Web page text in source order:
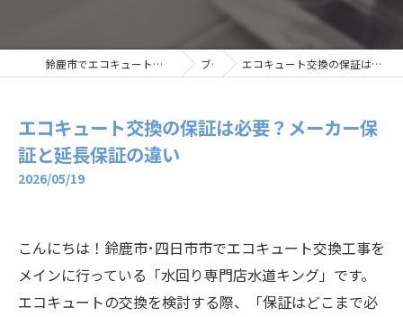
鈴鹿市でエコキュート交換なら｢水回り専門店水道キング｣ ブログ エコキュート交換の保証は必要？メーカー保証と延長保証の違い
エコキュート交換の保証は必要？メーカー保
証と延長保証の違い
2026/05/19
こんにちは！鈴鹿市･四日市市でエコキュート交換工事を
メインに行っている「水回り専門店水道キング」です。
エコキュートの交換を検討する際、「保証はどこまで必